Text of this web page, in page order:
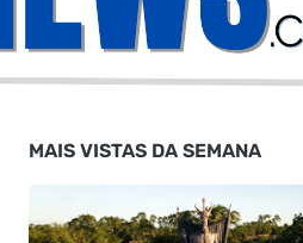
MAIS VISTAS DA SEMANA